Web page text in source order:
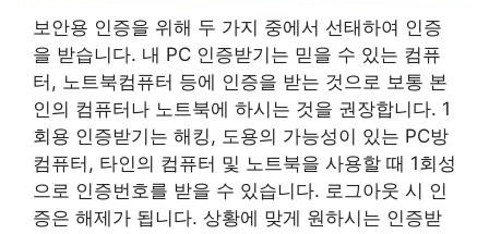
보안용 인증을 위해 두 가지 중에서 선태하여 인증
을 받습니다. 내 PC 인증받기는 믿을 수 있는 컴퓨
터, 노트북컴퓨터 등에 인증을 받는 것으로 보통 본
인의 컴퓨터나 노트북에 하시는 것을 권장합니다. 1
회용 인증받기는 해킹, 도용의 가능성이 있는 PC방
컴퓨터, 타인의 컴퓨터 및 노트북을 사용할 때 1회성
으로 인증번호를 받을 수 있습니다. 로그아웃 시 인
증은 해제가 됩니다. 상황에 맞게 원하시는 인증받